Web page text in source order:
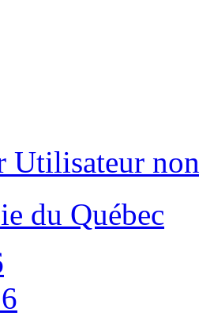
Utilisateur
du Québec